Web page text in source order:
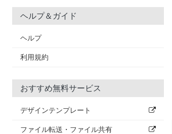
ヘルプ＆ガイド
ヘルプ
利用規約
おすすめ無料サービス
デザインテンプレート
ファイル転送・ファイル共有